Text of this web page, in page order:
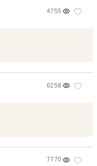
4755
6258
7770